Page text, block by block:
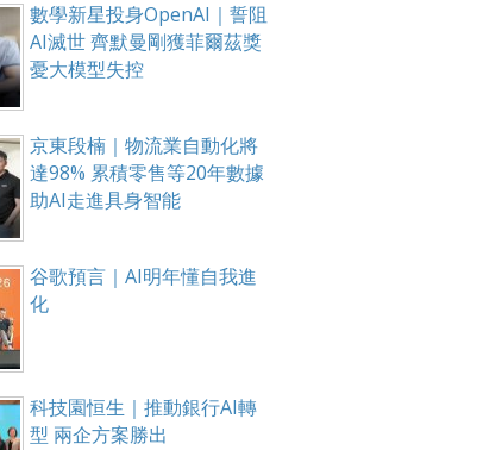
數學新星投身OpenAI｜誓阻
AI滅世 齊默曼剛獲菲爾茲獎
憂大模型失控
京東段楠｜物流業自動化將
達98% 累積零售等20年數據
助AI走進具身智能
谷歌預言｜AI明年懂自我進
化
科技園恒生｜推動銀行AI轉
型 兩企方案勝出